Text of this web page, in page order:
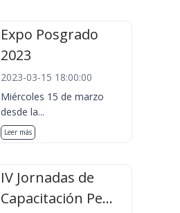
Expo Posgrado
2023
2023-03-15 18:00:00
Miércoles 15 de marzo
desde la...
Leer más
IV Jornadas de
Capacitación Pe...